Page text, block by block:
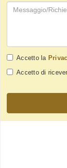
Accetto la
Accetto di